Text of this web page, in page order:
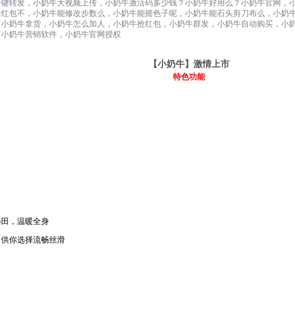
转发，小奶牛大视频上传， 小奶牛激活码多少钱？小奶牛好用么？小奶牛官网，
包不，小奶牛能修改步数么，小奶牛能摇色子呢，小奶牛能石头剪刀布么，小
奶牛拿货，小奶牛怎么加人，小奶牛抢红包，小奶牛群发，小奶牛自动购买，
奶牛营销软件，小奶牛官网授权
【小奶牛】激情上市
特色功能
，温暖全身
你选择流畅丝滑